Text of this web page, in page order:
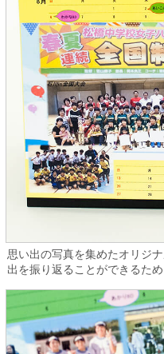
思い出の写真を集めたオリジ
出を振り返ることができるた